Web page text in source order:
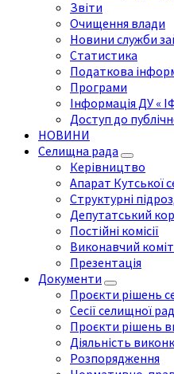
Звіти
Очищення влади
Новини служби
Статистика
Податкова
Програми
Інформація ДУ «
Доступ до
НОВИНИ
Селищна рада
Керівництво
Апарат Кутської
Структурні
Депутатський
Постійні комісії
Виконавчий
Презентація
Документи
Проєкти рішень
Сесії селищної
Проєкти рішень
Діяльність
Розпорядження